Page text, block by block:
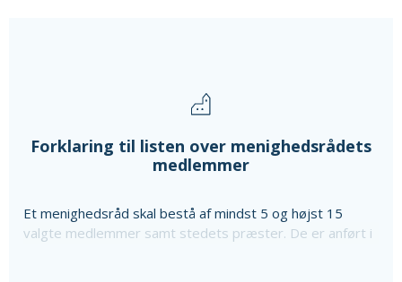
Forklaring til listen over menighedsrådets
medlemmer
Et menighedsråd skal bestå af mindst 5 og højst 15
valgte medlemmer samt stedets præster. De er anført i